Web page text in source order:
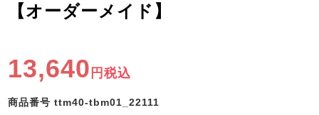
売れ筋ランキング
- Item Ranking -
すべての季節のパジャマ一覧はこちら
【オーダーメイド】
13,640 税込
商品番号 ttm40-tbm01_22111